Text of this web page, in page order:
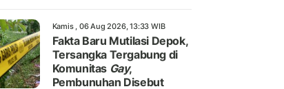
Kamis , 06 Aug 2026, 13:33 WIB
Fakta Baru Mutilasi Depok,
Tersangka Tergabung di
Komunitas Gay,
Pembunuhan Disebut